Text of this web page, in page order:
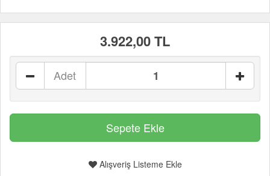
3.922,00 TL
Adet
Alışveriş Listeme Ekle